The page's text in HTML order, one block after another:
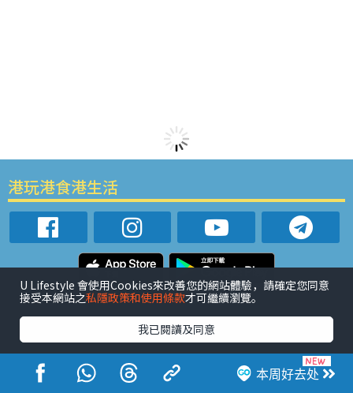
本周好去处
港玩港食港生活
活动展览 市集 开仓 尖沙咀好去处 铜锣湾好去处
元朗好去处 荃湾好去处 旺角好去处 社会 餐厅情报
户外郊游 社会福利
热门类别
U Lifestyle 會使用Cookies來改善您的網站體驗，請確定您同意
接受本網站之私隱政策和使用條款才可繼續瀏覽。
我已閱讀及同意